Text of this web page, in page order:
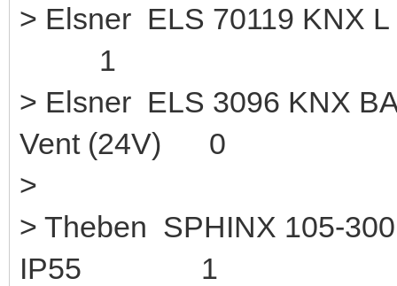
> Elsner ELS 70119
1
> Elsner ELS 3096 KNX
Vent (24V) 0
>
> Theben SPHINX 105-
IP55 1